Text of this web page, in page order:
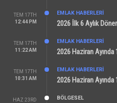
TEM 17TH
12:44 PM
EMLAK HABERLERI
2026 İlk 6 Aylık
TEM 17TH
11:22 AM
EMLAK HABERLERI
2026 Haziran Ayında
TEM 17TH
10:31 AM
EMLAK HABERLERI
2026 Haziran Ayında
HAZ 23RD
BÖLGESEL